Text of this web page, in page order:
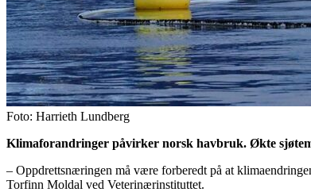
Foto: Harrieth Lundberg
Klimaforandringer påvirker norsk havbruk. Økte
– Oppdrettsnæringen må være forberedt på at
Torfinn Moldal ved Veterinærinstituttet.